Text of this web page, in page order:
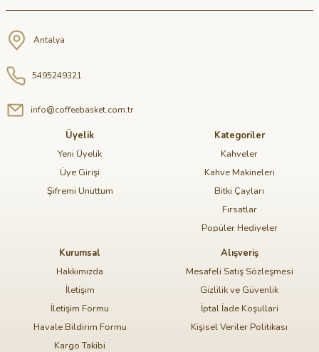
Antalya
5495249321
info@coffeebasket.com.tr
Üyelik
Yeni Üyelik
Üye Girişi
Şifremi Unuttum
Kategoriler
Kahveler
Kahve Makineleri
Bitki Çayları
Fırsatlar
Popüler Hediyeler
Kurumsal
Hakkımızda
İletişim
İletişim Formu
Havale Bildirim Formu
Kargo Takibi
Alışveriş
Mesafeli Satış Sözleşmesi
Gizlilik ve Güvenlik
İptal İade Koşullari
Kişisel Veriler Politikası